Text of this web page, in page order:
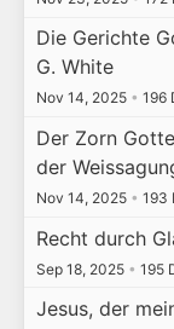
Die Gerichte
G. White
Nov 14, 2025 • 196
Der Zorn
der
Nov 14, 2025 • 193
Recht durch
Sep 18, 2025 • 195
Jesus, der